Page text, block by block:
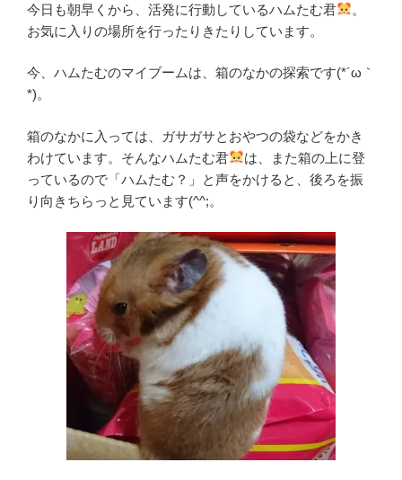
今日も朝早くから、活発に行動しているハムたむ君
。
お気に入りの場所を行ったりきたりしています。
今、ハムたむのマイブームは、箱のなかの探索です(*´ω｀
*)。
箱のなかに入っては、ガサガサとおやつの袋などをかき
わけています。そんなハムたむ君
は、また箱の上に登
っているので「ハムたむ？」と声をかけると、後ろを振
り向きちらっと見ています(^^;。